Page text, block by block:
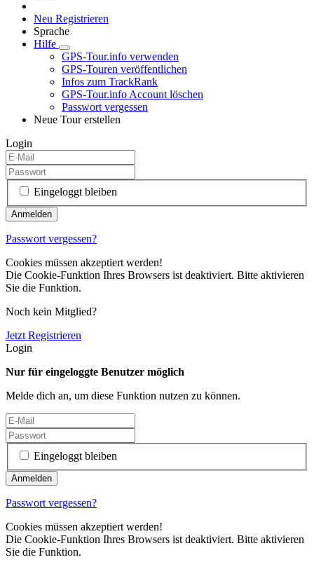
Neu Registrieren
Sprache
Hilfe
GPS-Tour.info verwenden
GPS-Touren veröffentlichen
Infos zum TrackRank
GPS-Tour.info Account löschen
Passwort vergessen
Neue Tour erstellen
Login
Eingeloggt bleiben
Passwort vergessen?
Cookies müssen akzeptiert werden!
Die Cookie-Funktion Ihres Browsers ist deaktiviert. Bitte aktivieren
Sie die Funktion.
Noch kein Mitglied?
Jetzt Registrieren
Login
Nur für eingeloggte Benutzer möglich
Melde dich an, um diese Funktion nutzen zu können.
Eingeloggt bleiben
Passwort vergessen?
Cookies müssen akzeptiert werden!
Die Cookie-Funktion Ihres Browsers ist deaktiviert. Bitte aktivieren
Sie die Funktion.